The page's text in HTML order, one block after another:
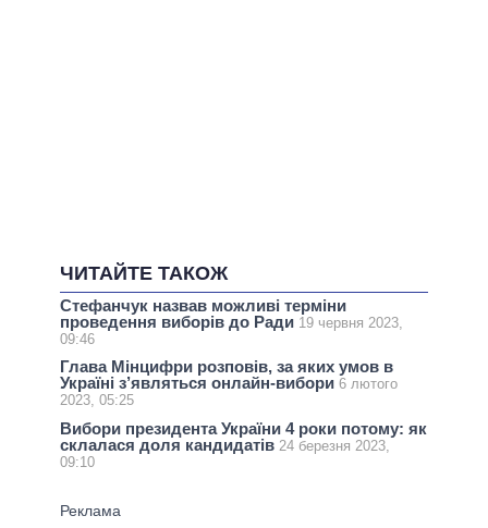
ЧИТАЙТЕ ТАКОЖ
Стефанчук назвав можливі терміни
проведення виборів до Ради 19 червня 2023,
09:46
Глава Мінцифри розповів, за яких умов в
Україні з’являться онлайн-вибори 6 лютого
2023, 05:25
Вибори президента України 4 роки потому: як
склалася доля кандидатів 24 березня 2023,
09:10